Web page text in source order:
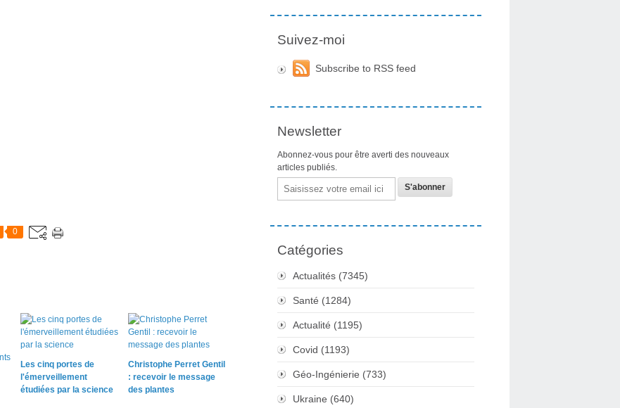
0
Les cinq portes de
l'émerveillement
étudiées par la science
Christophe Perret Gentil
: recevoir le message
des plantes
Suivez-moi
Subscribe to RSS feed
Newsletter
Abonnez-vous pour être averti des nouveaux
articles publiés.
Email
Catégories
Actualités (7345)
Santé (1284)
Actualité (1195)
Covid (1193)
Géo-Ingénierie (733)
Ukraine (640)